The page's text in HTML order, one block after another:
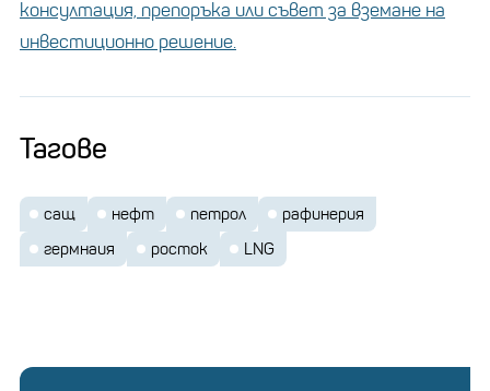
консултация, препоръка или съвет за вземане на
инвестиционно решение.
Тагове
сащ нефт петрол
рафинерия
гермнаия
росток LNG